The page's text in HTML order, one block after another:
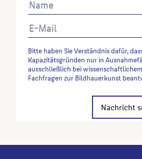
Bitte haben Sie Verständnis dafür,
Kapazitätsgründen nur in
ausschließlich bei
Fachfragen zur Bildhauerkunst